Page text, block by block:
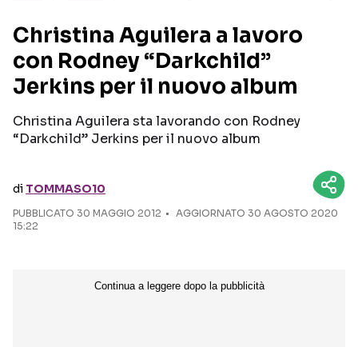
RECENSIONI MUSICALI
INTERVISTE
GOSSIP E CURIOSITÀ
TESTI CANZONI
TOUR ED EVENTI
TALENT SHOW
Seguici sui social
Christina Aguilera a lavoro
con Rodney “Darkchild”
Jerkins per il nuovo album
Christina Aguilera sta lavorando con Rodney
“Darkchild” Jerkins per il nuovo album
di TOMMASO10
PUBBLICATO 30 MAGGIO 2012
AGGIORNATO 30 AGOSTO 2020
15:22